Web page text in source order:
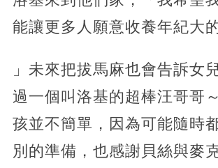
能讓更多人願意收養年紀大
」未來把拔馬麻也會告訴女
過一個叫洛基的超棒汪哥哥
孩並不簡單，因為可能隨時
別的準備，也感謝貝絲與麥